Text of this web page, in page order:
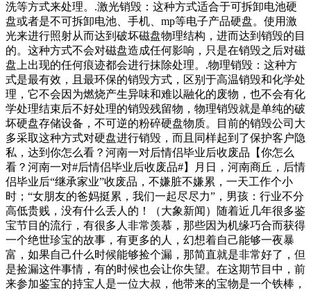
洗等方式来处理。.激光销毁：这种方式适合于可拆卸电池硬
盘或者是不可拆卸电池、手机、mp等电子产品硬盘。使用激
光来进行照射从而达到破坏磁盘物理结构，进而达到销毁的目
的。这种方式不会对磁盘造成任何影响，只是在销毁之后对磁
盘上出现的任何痕迹都会进行抹除处理。.物理销毁：这种方
式是最有效，且最环保的销毁方式，区别于高温销毁和化学处
理，它不会因为燃烧产生异味和难以融化的废物，也不会有化
学处理结束后不好处理的销毁残留物，物理销毁就是单纯的破
坏硬盘存储设备，不可逆的粉碎硬盘物质。目前的销毁公司大
多采取这种方式对硬盘进行销毁，而且同样起到了保护客户隐
私，达到你怎么看？河南一对后情侣毕业后收废品【你怎么
看？河南一对#后情侣毕业后收废品#】月日，河南商丘，后情
侣毕业后“继承家业”收废品，不嫌脏不嫌累，一天工作个小
时；“女朋友的爸妈挺累，我们一起尽尽力”，男孩：行业不分
高低贵贱，没有什么丢人的！（大象新闻）随着近几年很多鉴
宝节目的流行，有很多人非常羡慕，那些因为机缘巧合而获得
一个绝世珍宝的故事，有更多的人，幻想着自己能够一夜暴
富，如果自己什么时候能够捡个漏，那简直就是非常好了，但
是捡漏这件事情，有的时候也会让你失望。在这期节目中，前
来参加鉴宝的持宝人是一位大叔，他带来的宝物是一个铁棒，